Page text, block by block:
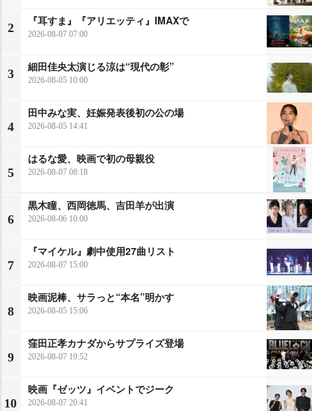
2
『耳すま』『アリエッティ』IMAXで
2026-08-07 07:00
3
細田佳央太演じる涼は“現代の彰”
2026-08-05 10:00
4
田中みな実、妊娠発表後初の公の場
2026-08-05 14:41
5
はるな愛、映画で初の母親役
2026-08-07 08:18
6
黒木瞳、西岡徳馬、吉田羊が出演
2026-08-06 10:00
7
『マイケル』劇中使用27曲リスト
2026-08-07 15:00
8
映画泥棒、サラっと“本名”明かす
2026-08-05 15:06
9
窪田正孝カナダからサプライズ登場
2026-08-07 19:52
10
映画『ゼッツ』イベントでジーク
2026-08-07 20:41